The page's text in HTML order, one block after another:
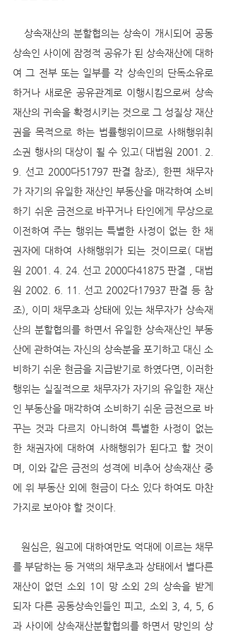
상속인 사이에 잠정적 공유가 된 상속재산에 대하
여 그 전부 또는 일부를 각 상속인의 단독소유로
하거나 새로운 공유관계로 이행시킴으로써 상속
재산의 귀속을 확정시키는 것으로 그 성질상 재산
권을 목적으로 하는 법률행위이므로 사해행위취
소권 행사의 대상이 될 수 있고( 대법원 2001. 2.
9. 선고 2000다51797 판결 참조), 한편 채무자
가 자기의 유일한 재산인 부동산을 매각하여 소비
하기 쉬운 금전으로 바꾸거나 타인에게 무상으로
이전하여 주는 행위는 특별한 사정이 없는 한 채
권자에 대하여 사해행위가 되는 것이므로( 대법
원 2001. 4. 24. 선고 2000다41875 판결 , 대법
원 2002. 6. 11. 선고 2002다17937 판결 등 참
조), 이미 채무초과 상태에 있는 채무자가 상속재
산의 분할협의를 하면서 유일한 상속재산인 부동
산에 관하여는 자신의 상속분을 포기하고 대신 소
비하기 쉬운 현금을 지급받기로 하였다면, 이러한
행위는 실질적으로 채무자가 자기의 유일한 재산
인 부동산을 매각하여 소비하기 쉬운 금전으로 바
꾸는 것과 다르지 아니하여 특별한 사정이 없는
한 채권자에 대하여 사해행위가 된다고 할 것이
며, 이와 같은 금전의 성격에 비추어 상속재산 중
에 위 부동산 외에 현금이 다소 있다 하여도 마찬
가지로 보아야 할 것이다.
   원심은, 원고에 대하여만도 억대에 이르는 채무
를 부담하는 등 거액의 채무초과 상태에서 별다른
재산이 없던 소외 1이 망 소외 2의 상속을 받게
되자 다른 공동상속인들인 피고, 소외 3, 4, 5, 6
과 사이에 상속재산분할협의를 하면서 망인의 상